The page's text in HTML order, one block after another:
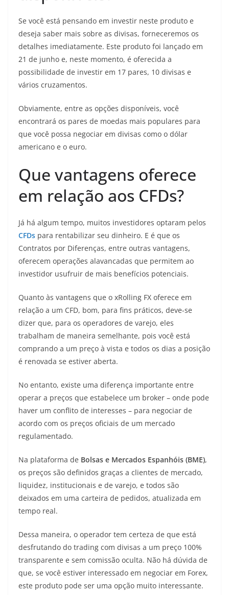
Se você está pensando em investir neste produto e
deseja saber mais sobre as divisas, forneceremos os
detalhes imediatamente. Este produto foi lançado em
21 de junho e, neste momento, é oferecida a
possibilidade de investir em 17 pares, 10 divisas e
vários cruzamentos.
Obviamente, entre as opções disponíveis, você
encontrará os pares de moedas mais populares para
que você possa negociar em divisas como o dólar
americano e o euro.
Que vantagens oferece
em relação aos CFDs?
Já há algum tempo, muitos investidores optaram pelos
CFDs para rentabilizar seu dinheiro. E é que os
Contratos por Diferenças, entre outras vantagens,
oferecem operações alavancadas que permitem ao
investidor usufruir de mais benefícios potenciais.
Quanto às vantagens que o xRolling FX oferece em
relação a um CFD, bom, para fins práticos, deve-se
dizer que, para os operadores de varejo, eles
trabalham de maneira semelhante, pois você está
comprando a um preço à vista e todos os dias a posição
é renovada se estiver aberta.
No entanto, existe uma diferença importante entre
operar a preços que estabelece um broker – onde pode
haver um conflito de interesses – para negociar de
acordo com os preços oficiais de um mercado
regulamentado.
Na plataforma de Bolsas e Mercados Espanhóis (BME),
os preços são definidos graças a clientes de mercado,
liquidez, institucionais e de varejo, e todos são
deixados em uma carteira de pedidos, atualizada em
tempo real.
Dessa maneira, o operador tem certeza de que está
desfrutando do trading com divisas a um preço 100%
transparente e sem comissão oculta. Não há dúvida de
que, se você estiver interessado em negociar em Forex,
este produto pode ser uma opção muito interessante.